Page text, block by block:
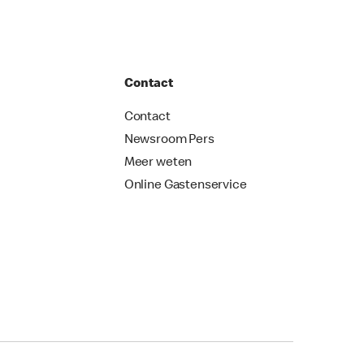
Contact
Contact
Newsroom Pers
Meer weten
Online Gastenservice